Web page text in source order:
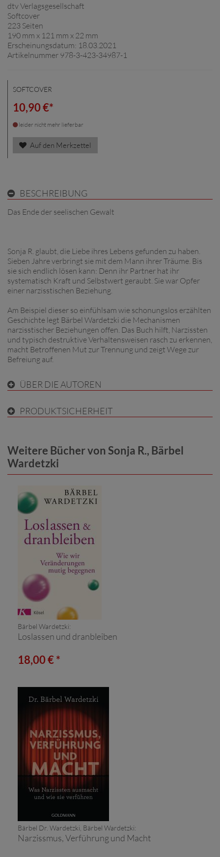
dtv Verlagsgesellschaft
Softcover
223 Seiten
190 mm x 121 mm x 22 mm
Erscheinungsdatum: 18.03.2021
Artikelnummer 978-3-423-34987-1
SOFTCOVER
10,90 €*
leider nicht mehr lieferbar
Auf den Merkzettel
BESCHREIBUNG
Das Ende der seelischen Gewalt
Sonja R. glaubt, die Liebe ihres Lebens gefunden zu haben.
Sieben Jahre verbringt sie mit dem Mann ihrer Träume. Bis
sie sich endlich lösen kann: Denn ihr Partner hat ihr
systematisch Kraft und Selbstwert geraubt. Sie war Opfer
einer narzisstischen Beziehung.
Am Beispiel dieser so einfühlsam wie schonungslos erzählten
Geschichte legt Bärbel Wardetzki die Mechanismen
narzisstischer Beziehungen offen. Das Buch hilft, Narzissten
und typisch destruktive Verhaltensweisen rasch zu erkennen,
macht Betroffenen Mut zur Trennung und zeigt Wege zur
Befreiung auf.
ÜBER DIE AUTOREN
PRODUKTSICHERHEIT
Weitere Bücher von Sonja R., Bärbel
Wardetzki
Bärbel Wardetzki:
Loslassen und dranbleiben
18,00 € *
Bärbel Dr. Wardetzki, Bärbel Wardetzki:
Narzissmus, Verführung und Macht